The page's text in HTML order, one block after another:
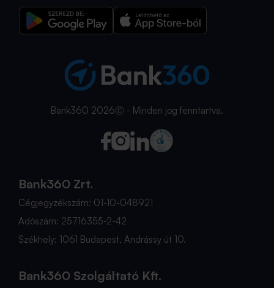
Bank360 2026Ⓒ - Minden jog fenntartva.
Bank360 Zrt.
Cégjegyzékszám: 01-10-048921
Adószám: 25716355-2-42
Székhely: 1061 Budapest, Andrássy út 10.
Bank360 Szolgáltató Kft.